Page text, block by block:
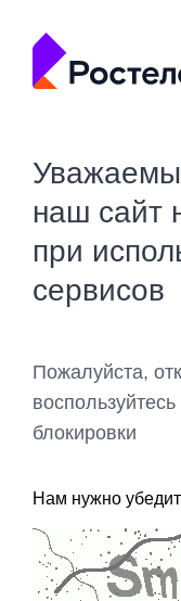
наш сайт
при
сервисов
Пожалуйста,
блокировки
Нам нужно